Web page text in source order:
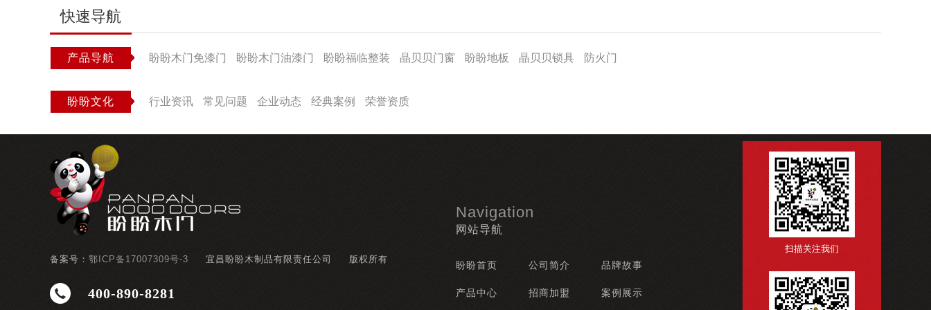
快速导航
产品导航 盼盼木门免漆门 盼盼木门油漆门 盼盼福临整装 晶贝贝门窗 盼盼地板 晶贝贝锁具 防火门
盼盼文化 行业资讯 常见问题 企业动态 经典案例 荣誉资质
备案号： 鄂ICP备17007309号-3 宜昌盼盼木制品有限责任公司 版权所有
400-890-8281
Navigation
网站导航
盼盼首页 公司简介 品牌故事
产品中心 招商加盟 案例展示
扫描关注我们